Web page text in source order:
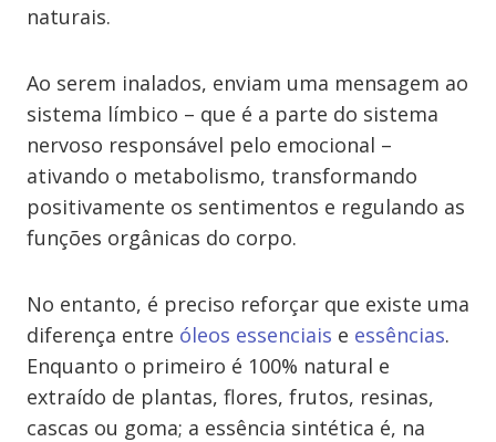
naturais.
Ao serem inalados, enviam uma mensagem ao
sistema límbico – que é a parte do sistema
nervoso responsável pelo emocional –
ativando o metabolismo, transformando
positivamente os sentimentos e regulando as
funções orgânicas do corpo.
No entanto, é preciso reforçar que existe uma
diferença entre óleos essenciais e essências.
Enquanto o primeiro é 100% natural e
extraído de plantas, flores, frutos, resinas,
cascas ou goma; a essência sintética é, na